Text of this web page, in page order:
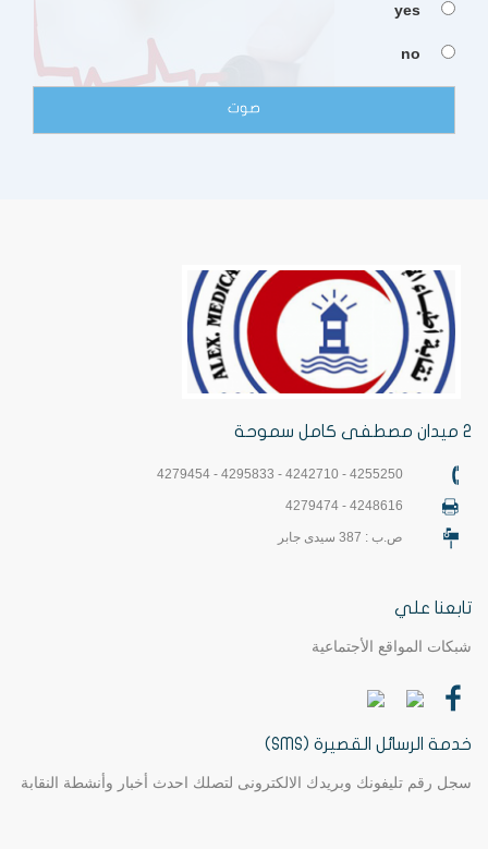
yes
no
2 ميدان مصطفى كامل سموحة
4255250 - 4242710 - 4295833 - 4279454
4248616 - 4279474
ص.ب : 387 سيدى جابر
تابعنا علي
شبكات المواقع الأجتماعية
خدمة الرسائل القصيرة (SMS)
سجل رقم تليفونك وبريدك الالكترونى لتصلك احدث أخبار وأنشطة النقابة